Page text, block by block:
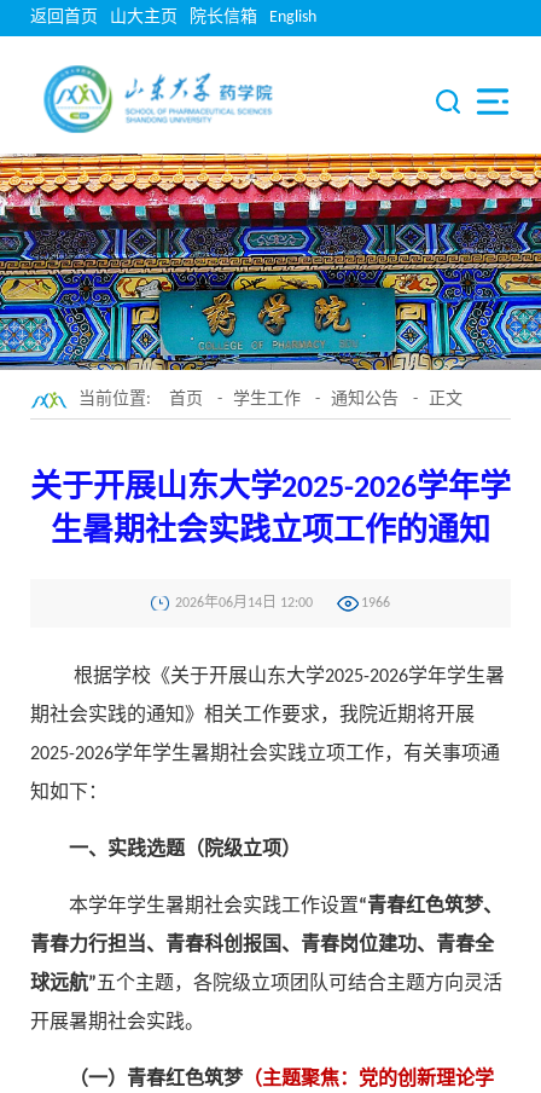
返回首页 山大主页 院长信箱 English
当前位置: 首页 - 学生工作 - 通知公告 - 正文
关于开展山东大学2025-2026学年学
生暑期社会实践立项工作的通知
2026年06月14日 12:00 1966
根据学校《关于开展山东大学2025-2026学年学生暑
期社会实践的通知》相关工作要求，我院近期将开展
2025-2026学年学生暑期社会实践立项工作，有关事项通
知如下：
一、实践选题（院级立项）
本学年学生暑期社会实践工作设置“青春红色筑梦、
青春力行担当、青春科创报国、青春岗位建功、青春全
球远航”五个主题，各院级立项团队可结合主题方向灵活
开展暑期社会实践。
（一）青春红色筑梦（主题聚焦：党的创新理论学